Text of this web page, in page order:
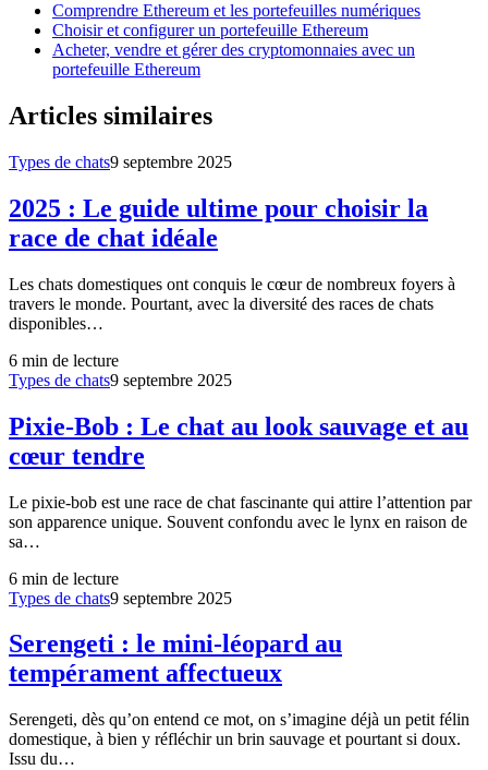
Comprendre Ethereum et les portefeuilles numériques
Choisir et configurer un portefeuille Ethereum
Acheter, vendre et gérer des cryptomonnaies avec un
portefeuille Ethereum
Articles similaires
Types de chats9 septembre 2025
2025 : Le guide ultime pour choisir la
race de chat idéale
Les chats domestiques ont conquis le cœur de nombreux foyers à
travers le monde. Pourtant, avec la diversité des races de chats
disponibles…
6 min de lecture
Types de chats9 septembre 2025
Pixie-Bob : Le chat au look sauvage et au
cœur tendre
Le pixie-bob est une race de chat fascinante qui attire l’attention par
son apparence unique. Souvent confondu avec le lynx en raison de
sa…
6 min de lecture
Types de chats9 septembre 2025
Serengeti : le mini-léopard au
tempérament affectueux
Serengeti, dès qu’on entend ce mot, on s’imagine déjà un petit félin
domestique, à bien y réfléchir un brin sauvage et pourtant si doux.
Issu du…